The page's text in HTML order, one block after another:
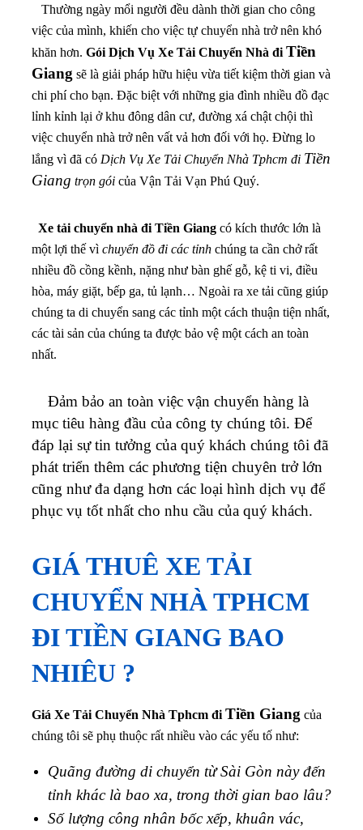
Thường ngày mổi người đều dành thời gian cho công
việc của mình, khiến cho việc tự chuyển nhà trở nên khó
khăn hơn. Gói Dịch Vụ Xe Tải Chuyển Nhà đi Tiền
Giang sẽ là giải pháp hữu hiệu vừa tiết kiệm thời gian và
chi phí cho bạn. Đặc biệt với những gia đình nhiều đồ đạc
lỉnh kỉnh lại ở khu đông dân cư, đường xá chật chội thì
việc chuyển nhà trở nên vất vả hơn đối với họ. Đừng lo
lắng vì đã có Dịch Vụ Xe Tải Chuyển Nhà Tphcm đi Tiền
Giang trọn gói của Vận Tải Vạn Phú Quý.
Xe tải chuyển nhà đi Tiền Giang có kích thước lớn là
một lợi thế vì chuyển đồ đi các tỉnh chúng ta cần chở rất
nhiều đồ cồng kềnh, nặng như bàn ghế gỗ, kệ ti vi, điều
hòa, máy giặt, bếp ga, tủ lạnh… Ngoài ra xe tải cũng giúp
chúng ta di chuyển sang các tỉnh một cách thuận tiện nhất,
các tài sản của chúng ta được bảo vệ một cách an toàn
nhất.
Đảm bảo an toàn việc vận chuyển hàng là
mục tiêu hàng đầu của công ty chúng tôi. Để
đáp lại sự tin tưởng của quý khách chúng tôi đã
phát triển thêm các phương tiện chuyên trở lớn
cũng như đa dạng hơn các loại hình dịch vụ để
phục vụ tốt nhất cho nhu cầu của quý khách.
GIÁ THUÊ XE TẢI
CHUYỂN NHÀ TPHCM
ĐITIỀN GIANG BAO
NHIÊU ?
Giá Xe Tải Chuyển Nhà Tphcm đi Tiền Giang của
chúng tôi sẽ phụ thuộc rất nhiều vào các yếu tố như:
Quãng đường di chuyển từ Sài Gòn này đến
tỉnh khác là bao xa, trong thời gian bao lâu?
Số lượng công nhân bốc xếp, khuân vác,